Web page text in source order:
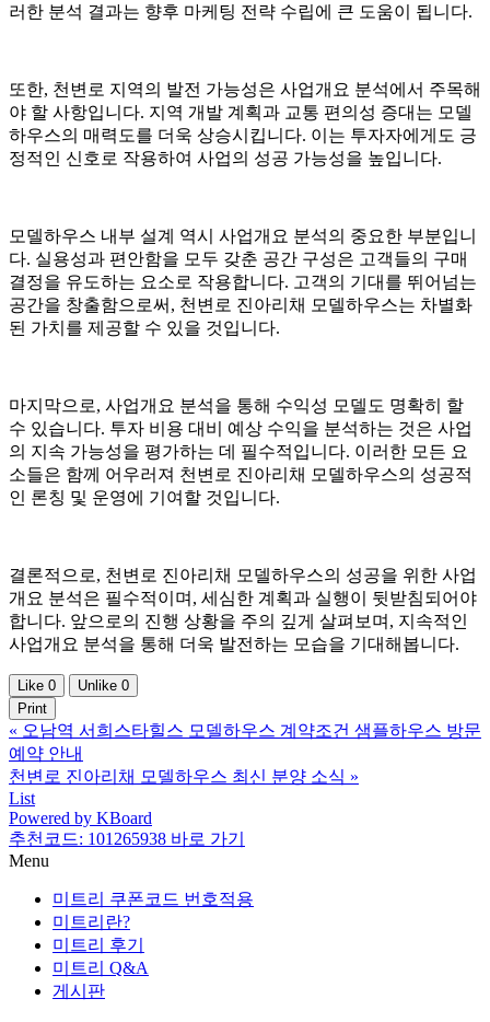
러한 분석 결과는 향후 마케팅 전략 수립에 큰 도움이 됩니다.
또한, 천변로 지역의 발전 가능성은 사업개요 분석에서 주목해
야 할 사항입니다. 지역 개발 계획과 교통 편의성 증대는 모델
하우스의 매력도를 더욱 상승시킵니다. 이는 투자자에게도 긍
정적인 신호로 작용하여 사업의 성공 가능성을 높입니다.
모델하우스 내부 설계 역시 사업개요 분석의 중요한 부분입니
다. 실용성과 편안함을 모두 갖춘 공간 구성은 고객들의 구매
결정을 유도하는 요소로 작용합니다. 고객의 기대를 뛰어넘는
공간을 창출함으로써, 천변로 진아리채 모델하우스는 차별화
된 가치를 제공할 수 있을 것입니다.
마지막으로, 사업개요 분석을 통해 수익성 모델도 명확히 할
수 있습니다. 투자 비용 대비 예상 수익을 분석하는 것은 사업
의 지속 가능성을 평가하는 데 필수적입니다. 이러한 모든 요
소들은 함께 어우러져 천변로 진아리채 모델하우스의 성공적
인 론칭 및 운영에 기여할 것입니다.
결론적으로, 천변로 진아리채 모델하우스의 성공을 위한 사업
개요 분석은 필수적이며, 세심한 계획과 실행이 뒷받침되어야
합니다. 앞으로의 진행 상황을 주의 깊게 살펴보며, 지속적인
사업개요 분석을 통해 더욱 발전하는 모습을 기대해봅니다.
Like 0 Unlike 0
Print
« 오남역 서희스타힐스 모델하우스 계약조건 샘플하우스 방문
예약 안내
천변로 진아리채 모델하우스 최신 분양 소식 »
List
Powered by KBoard
추천코드: 101265938 바로 가기
Menu
미트리 쿠폰코드 번호적용
미트리란?
미트리 후기
미트리 Q&A
게시판